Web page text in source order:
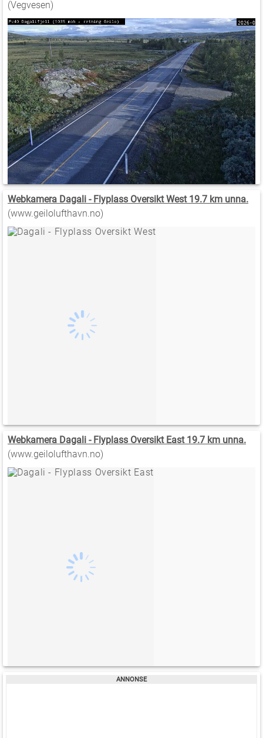
(Vegvesen)
Webkamera Dagali - Flyplass Oversikt West 19.7 km unna.
(www.geilolufthavn.no)
Webkamera Dagali - Flyplass Oversikt East 19.7 km unna.
(www.geilolufthavn.no)